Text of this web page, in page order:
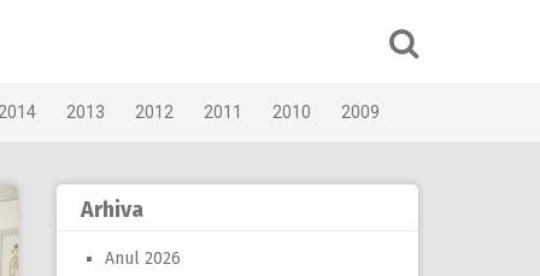
2013 2012 2011 2010 2009
Arhiva
Anul 2026